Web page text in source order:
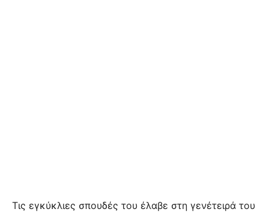
Τις εγκύκλιες σπουδές του έλαβε στη γενέτειρά του